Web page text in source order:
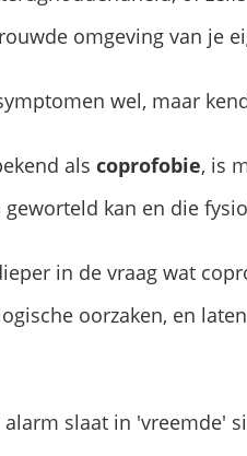
omgeving van je
wel, maar
als coprofobie, is
kan en die
in de vraag wat
oorzaken, en
slaat in 'vreemde'